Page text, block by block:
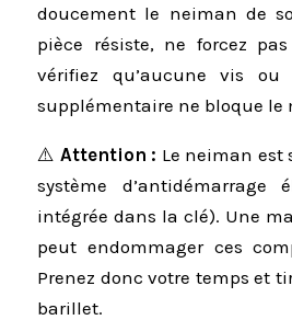
doucement le neiman de
pièce résiste, ne forcez
vérifiez qu’aucune vis
supplémentaire ne bloque le
⚠️ Attention : Le neiman est
système d’antidémarrage
intégrée dans la clé). Une
peut endommager ces
Prenez donc votre temps et
barillet.